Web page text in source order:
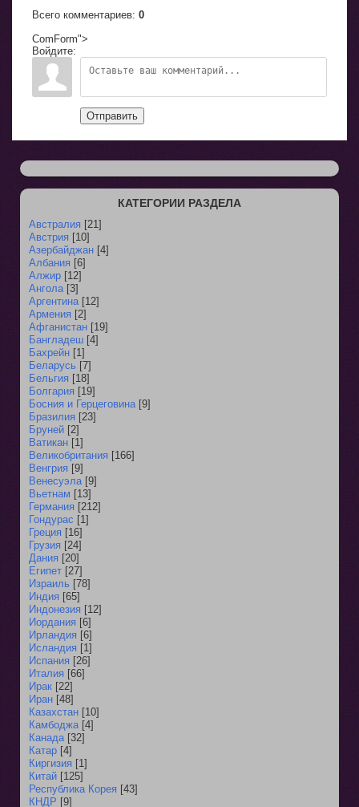
Всего комментариев: 0
ComForm">
Войдите:
Отправить
КАТЕГОРИИ РАЗДЕЛА
Австралия [21]
Австрия [10]
Азербайджан [4]
Албания [6]
Алжир [12]
Ангола [3]
Аргентина [12]
Армения [2]
Афганистан [19]
Бангладеш [4]
Бахрейн [1]
Беларусь [7]
Бельгия [18]
Болгария [19]
Босния и Герцеговина [9]
Бразилия [23]
Бруней [2]
Ватикан [1]
Великобритания [166]
Венгрия [9]
Венесуэла [9]
Вьетнам [13]
Германия [212]
Гондурас [1]
Греция [16]
Грузия [24]
Дания [20]
Египет [27]
Израиль [78]
Индия [65]
Индонезия [12]
Иордания [6]
Ирландия [6]
Исландия [1]
Испания [26]
Италия [66]
Ирак [22]
Иран [48]
Казахстан [10]
Камбоджа [4]
Канада [32]
Катар [4]
Киргизия [1]
Китай [125]
Республика Корея [43]
КНДР [9]